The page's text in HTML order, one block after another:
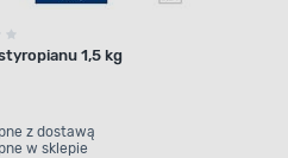
1,5 kg
z dostawą
w sklepie